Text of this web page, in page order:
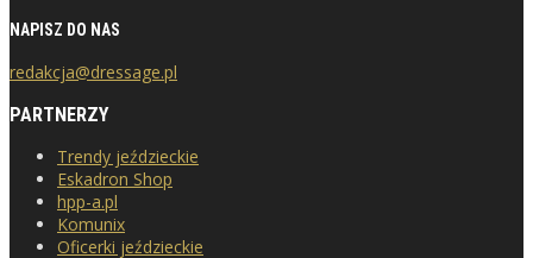
NAPISZ DO NAS
redakcja@dressage.pl
PARTNERZY
Trendy jeździeckie
Eskadron Shop
hpp-a.pl
Komunix
Oficerki jeździeckie